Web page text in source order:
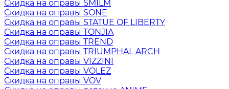
Скидка на оправы SMILM
Скидка на оправы SONE
Скидка на оправы STATUE OF LIBERTY
Скидка на оправы TONJIA
Скидка на оправы TREND
Скидка на оправы TRIUMPHAL ARCH
Скидка на оправы VIZZINI
Скидка на оправы VOLEZ
Скидка на оправы VOV